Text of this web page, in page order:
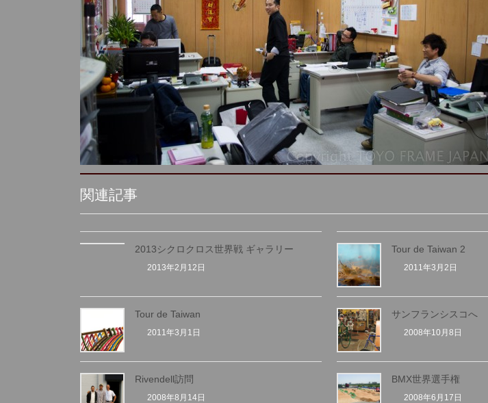
関連記事
2013シクロクロス世界戦 ギャラリー
2013年2月12日
Tour de Taiwan 2
2011年3月2日
Tour de Taiwan
2011年3月1日
サンフランシスコへ
2008年10月8日
Rivendell訪問
2008年8月14日
BMX世界選手権
2008年6月17日